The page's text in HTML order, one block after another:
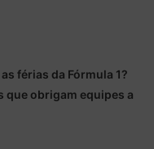
férias da Fórmula 1?
que obrigam equipes a